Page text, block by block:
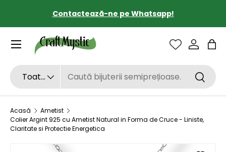
SARI LA CONȚINUT
Contactează-ne pe Whatsapp!
Căutare
Tipul de produs
Toate
Sac
Acasă
Ametist
Colier Argint 925 cu Ametist Natural in Forma de Cruce - Liniste,
Claritate si Protectie Energetica